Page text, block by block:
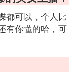
都可以，个人比
有你懂的哈，可